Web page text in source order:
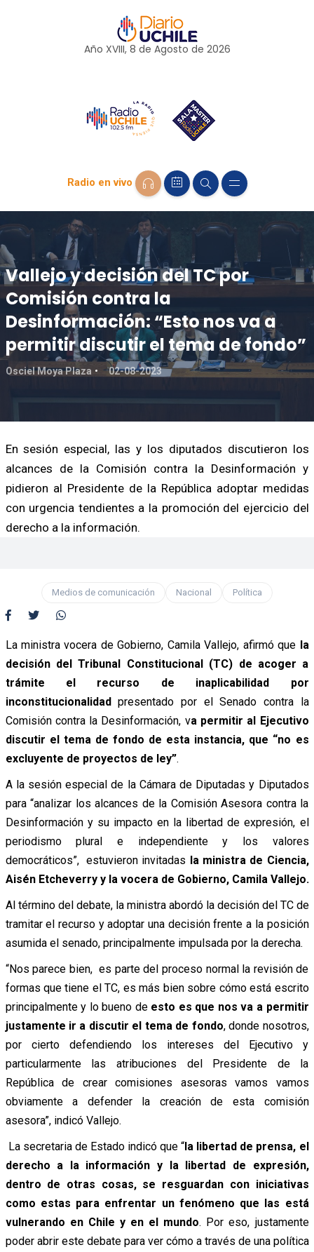
Año XVIII, 8 de Agosto de 2026
Radio en vivo
Vallejo y decisión del TC por
Comisión contra la
Desinformación: “Esto nos va a
permitir discutir el tema de fondo”
Osciel Moya Plaza 02-08-2023
En sesión especial, las y los diputados discutieron los
alcances de la Comisión contra la Desinformación y
pidieron al Presidente de la República adoptar medidas
con urgencia tendientes a la promoción del ejercicio del
derecho a la información.
Medios de comunicación Nacional Política
La ministra vocera de Gobierno, Camila Vallejo, afirmó que la
decisión del Tribunal Constitucional (TC) de acoger a
trámite el recurso de inaplicabilidad por
inconstitucionalidadpresentado por el Senado contra la
Comisión contra la Desinformación, va permitir al Ejecutivo
discutir el tema de fondo de esta instancia, que “no es
excluyente de proyectos de ley”.
A la sesión especial de la Cámara de Diputadas y Diputados
para “analizar los alcances de la Comisión Asesora contra la
Desinformación y su impacto en la libertad de expresión, el
periodismo plural e independiente y los valores
democráticos”, estuvieron invitadas la ministra de Ciencia,
Aisén Etcheverry y la vocera de Gobierno, Camila Vallejo.
Al término del debate, la ministra abordó la decisión del TC de
tramitar el recurso y adoptar una decisión frente a la posición
asumida el senado, principalmente impulsada por la derecha.
“Nos parece bien, es parte del proceso normal la revisión de
formas que tiene el TC, es más bien sobre cómo está escrito
principalmente y lo bueno de esto es que nos va a permitir
justamente ir a discutir el tema de fondo, donde nosotros,
por cierto defendiendo los intereses del Ejecutivo y
particularmente las atribuciones del Presidente de la
República de crear comisiones asesoras vamos vamos
obviamente a defender la creación de esta comisión
asesora”, indicó Vallejo.
La secretaria de Estado indicó que “la libertad de prensa, el
derecho a la información y la libertad de expresión,
dentro de otras cosas, se resguardan con iniciativas
como estas para enfrentar un fenómeno que las está
vulnerando en Chile y en el mundo. Por eso, justamente
poder abrir este debate para ver cómo a través de una política